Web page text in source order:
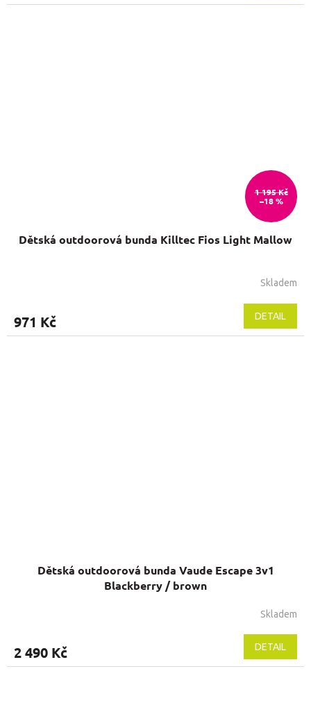
1 195 Kč
–18 %
Dětská outdoorová bunda Killtec Fios Light Mallow
Skladem
971 Kč DETAIL
Dětská outdoorová bunda Vaude Escape 3v1
Blackberry / brown
je
5,0
Skladem
2 490 Kč DETAIL